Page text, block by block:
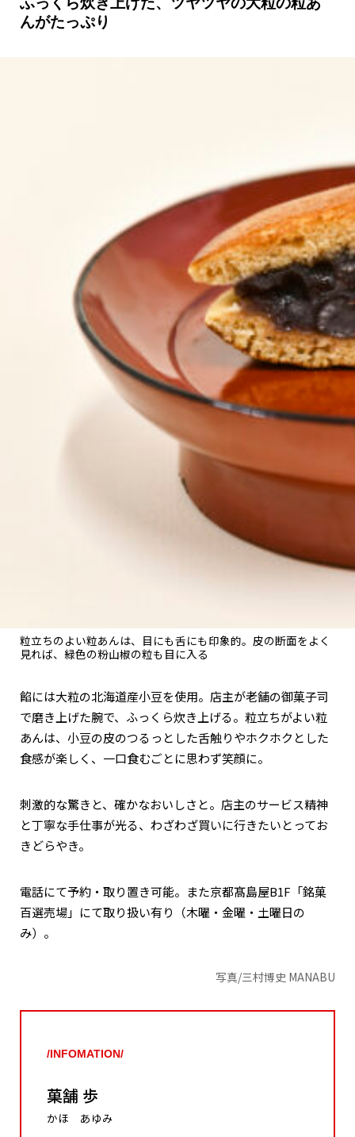
んがたっぷり
粒立ちのよい粒あんは、目にも舌にも印象的。皮の断面をよく
見れば、緑色の粉山椒の粒も目に入る
餡には大粒の北海道産小豆を使用。店主が老舗の御菓子司
で磨き上げた腕で、ふっくら炊き上げる。粒立ちがよい粒
あんは、小豆の皮のつるっとした舌触りやホクホクとした
食感が楽しく、一口食むごとに思わず笑顔に。
刺激的な驚きと、確かなおいしさと。店主のサービス精神
と丁寧な手仕事が光る、わざわざ買いに行きたいとってお
きどらやき。
電話にて予約・取り置き可能。また京都髙島屋B1F「銘菓
百選売場」にて取り扱い有り（木曜・金曜・土曜日の
み）。
写真/三村博史 MANABU
/INFOMATION/
菓舗 歩
かほ あゆみ